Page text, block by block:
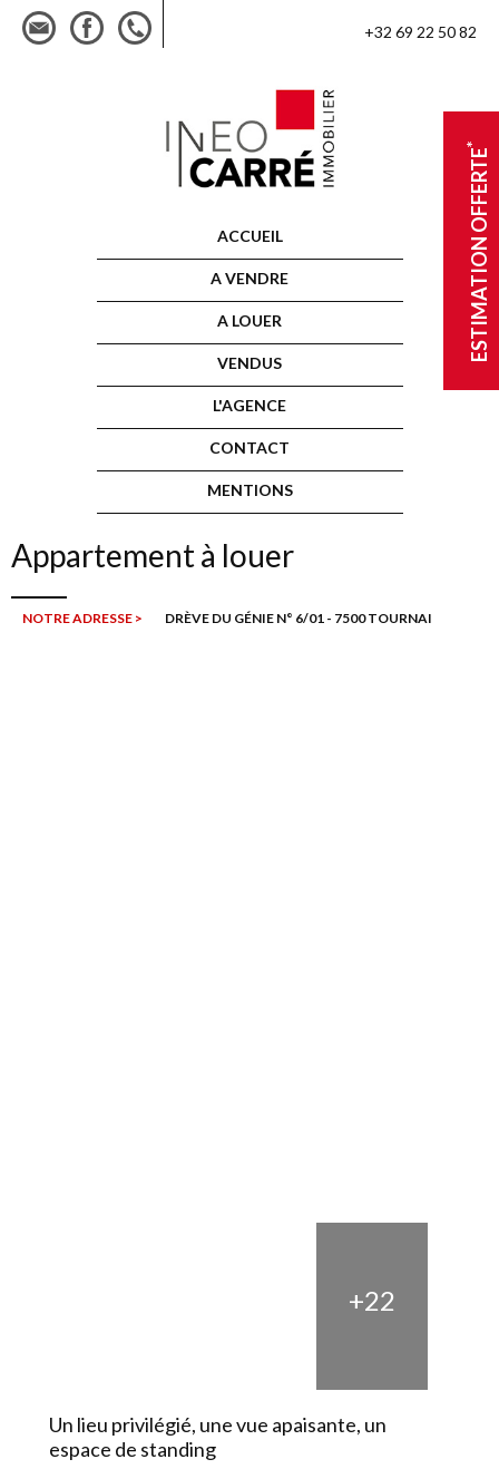
ESTIMATION OFFERTE
*
+32 69 22 50 82
ACCUEIL
A VENDRE
A LOUER
VENDUS
L'AGENCE
CONTACT
MENTIONS
Appartement à louer
NOTRE ADRESSE > DRÈVE DU GÉNIE N° 6/01 - 7500 TOURNAI
+22
Un lieu privilégié, une vue apaisante, un
espace de standing